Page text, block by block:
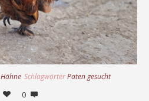
Hähne SchlagwörterPaten gesucht
0